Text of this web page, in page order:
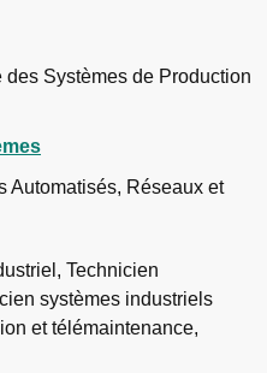
des Systèmes de Production
Automatisés, Réseaux et
Technicien
systèmes industriels
et télémaintenance,